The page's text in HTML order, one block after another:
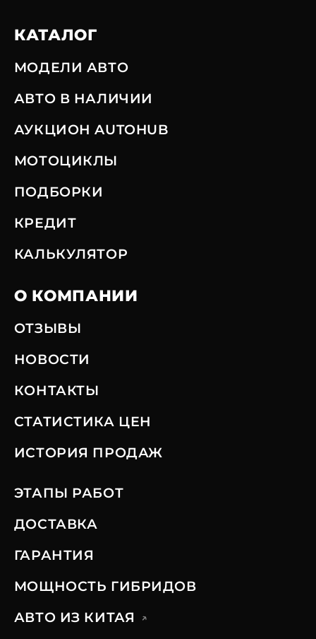
КАТАЛОГ
МОДЕЛИ АВТО
АВТО В НАЛИЧИИ
АУКЦИОН AUTOHUB
МОТОЦИКЛЫ
ПОДБОРКИ
КРЕДИТ
КАЛЬКУЛЯТОР
О КОМПАНИИ
ОТЗЫВЫ
НОВОСТИ
КОНТАКТЫ
СТАТИСТИКА ЦЕН
ИСТОРИЯ ПРОДАЖ
ЭТАПЫ РАБОТ
ДОСТАВКА
ГАРАНТИЯ
МОЩНОСТЬ ГИБРИДОВ
АВТО ИЗ КИТАЯ
↗